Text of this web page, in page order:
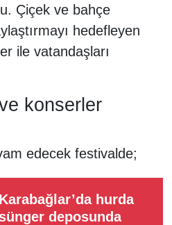
Çiçek ve bahçe
hedefleyen
ile vatandaşları
konserler
edecek festivalde;
Karabağlar’da hurda
sünger deposunda